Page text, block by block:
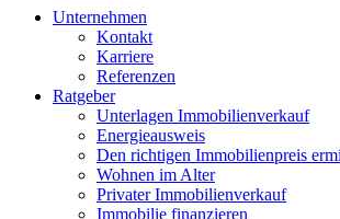
Unternehmen
Kontakt
Karriere
Referenzen
Ratgeber
Unterlagen Immobilienverkauf
Energieausweis
Den richtigen Immobilienpreis
Wohnen im Alter
Privater Immobilienverkauf
Immobilie finanzieren